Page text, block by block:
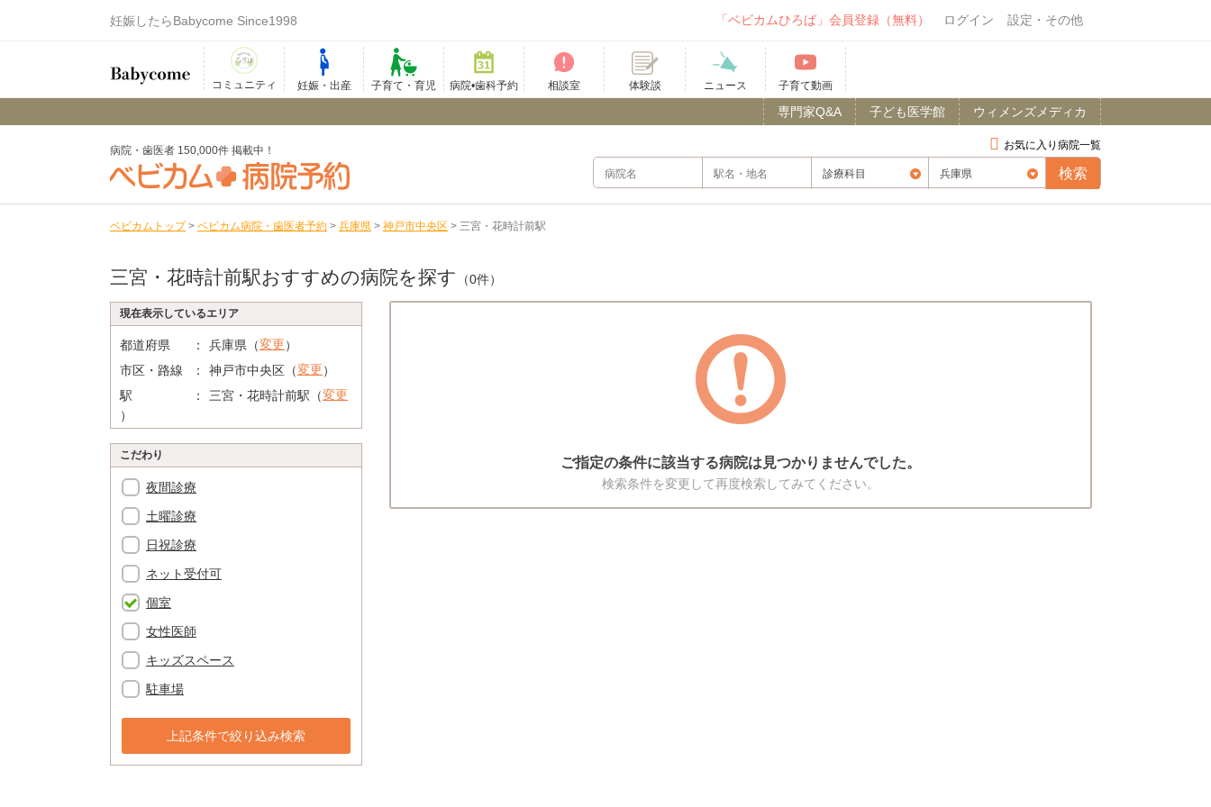
妊娠したらBabycome Since1998 「ベビカムひろば」会員登録（無料） ログイン 設定・その他
コミュニティ 妊娠・出産 子育て・育児 病院•歯科予約 相談室 体験談 ニュース 子育て動画
ウィメンズメディカ
子ども医学館
専門家Q&A
お気に入り病院一覧
病院・歯医者 150,000件 掲載中！
ベビカムトップ > ベビカム病院・歯医者予約 > 兵庫県 > 神戸市中央区 > 三宮・花時計前駅
三宮・花時計前駅おすすめの病院を探す （0件）
現在表示しているエリア
都道府県 兵庫県（変更）
市区・路線
神戸市中央区（変更）
駅
三宮・花時計前駅（変更
）
こだわり
夜間診療
土曜診療
日祝診療
ネット受付可
個室
女性医師
キッズスペース
駐車場
上記条件で絞り込み検索
ご指定の条件に該当する病院は見つかりませんでした。
検索条件を変更して再度検索してみてください。